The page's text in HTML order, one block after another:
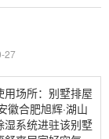
27
场所：别墅排屋
徽合肥旭辉·湖山
湿系统进驻该别墅